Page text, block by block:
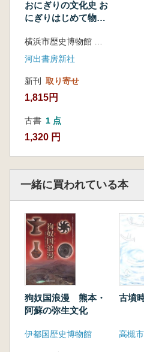
弥生時代の穀物
北川表の上遺跡40号住
北川表の上遺跡出土お
高宮紀子 コラム6「北
当箱復元に向けて」
復元を終えて
玄米とご飯の塊
かごや布の痕跡のある
高橋健 コラム7「黒焦
器に入ったご飯
戦乱の中のおにぎり
お墓から出土した炭化
田中克典・上篠信彦
分析からわかること」
米田穣・山崎孔平 コ
稲と水稲を見分ける方法
炭化米の同位体分析結果
直良信夫コレクション
ン
おにぎり?おむすび?
第3章 始めちょろちょ
おにぎりの文化史 お
にぎりはじめて物語
横浜市歴史博物館 監修
河出書房新社
新刊 取り寄せ
1,815円
古書 1 点
1,320 円
一緒に買われている本
狗奴国浪漫 熊本・
阿蘇の弥生文化
伊都国歴史博物館
古墳